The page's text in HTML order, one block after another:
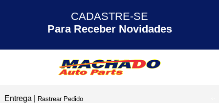
30 ANOS de Experiência
CADASTRE-SE
Para Receber Novidades
Entrega | Rastrear Pedido